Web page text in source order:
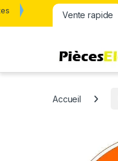
Vente rapide
Accueil